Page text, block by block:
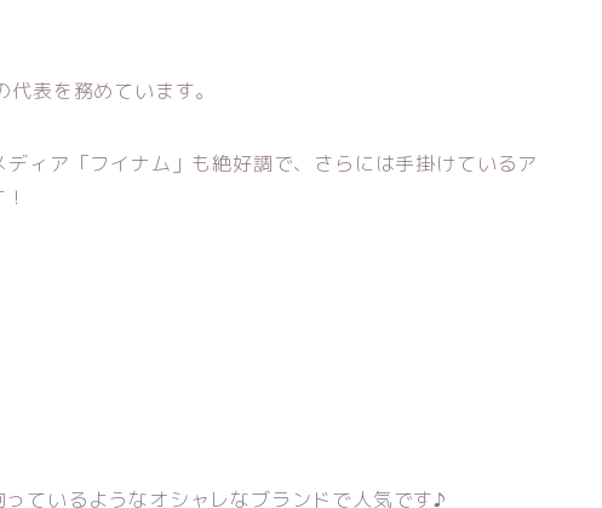
表を務めています。
ィア「フイナム」も絶好調で、さらには手掛けているア
ているようなオシャレなブランドで人気です♪